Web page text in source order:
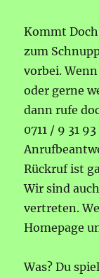
Kommt
zum
vorbei.
oder gerne
dann rufe
0711 / 9 31
Rückruf ist
Wir sind
vertreten.
Homepage
Was? Du